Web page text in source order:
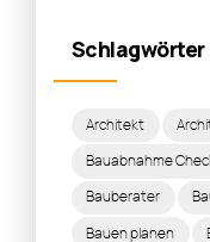
Schlagwörter
Architekt
Bauabnahme
Bauberater
Bauen planen